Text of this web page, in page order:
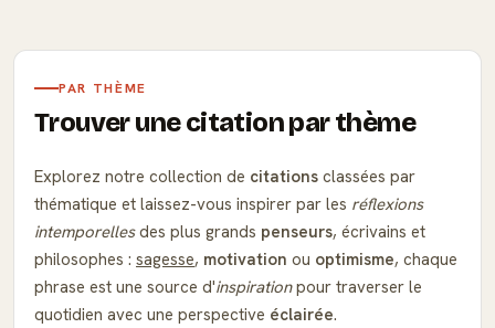
PAR THÈME
Trouver une citation par thème
Explorez notre collection de citations classées par
thématique et laissez-vous inspirer par les réflexions
intemporellesdes plus grands penseurs, écrivains et
philosophes : sagesse, motivation ou optimisme, chaque
phrase est une source d'inspirationpour traverser le
quotidien avec une perspective éclairée.